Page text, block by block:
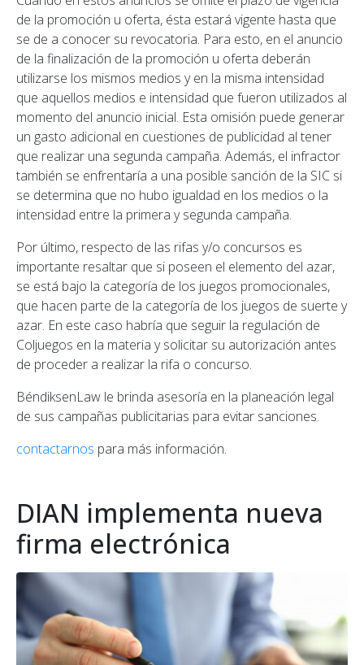
de la promoción u oferta, ésta estará vigente hasta que
se de a conocer su revocatoria. Para esto, en el anuncio
de la finalización de la promoción u oferta deberán
utilizarse los mismos medios y en la misma intensidad
que aquellos medios e intensidad que fueron utilizados al
momento del anuncio inicial. Esta omisión puede generar
un gasto adicional en cuestiones de publicidad al tener
que realizar una segunda campaña. Además, el infractor
también se enfrentaría a una posible sanción de la SIC si
se determina que no hubo igualdad en los medios o la
intensidad entre la primera y segunda campaña.
Por último, respecto de las rifas y/o concursos es
importante resaltar que si poseen el elemento del azar,
se está bajo la categoría de los juegos promocionales,
que hacen parte de la categoría de los juegos de suerte y
azar. En este caso habría que seguir la regulación de
Coljuegos en la materia y solicitar su autorización antes
de proceder a realizar la rifa o concurso.
BéndiksenLaw le brinda asesoría en la planeación legal
de sus campañas publicitarias para evitar sanciones.
contactarnos para más información.
DIAN implementa nueva
firma electrónica